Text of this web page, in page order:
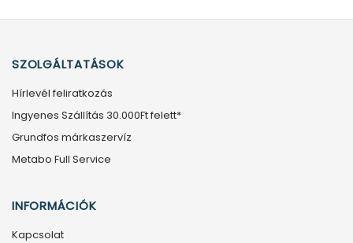
SZOLGÁLTATÁSOK
Hírlevél feliratkozás
Ingyenes Szállítás 30.000Ft felett*
Grundfos márkaszervíz
Metabo Full Service
INFORMÁCIÓK
Kapcsolat